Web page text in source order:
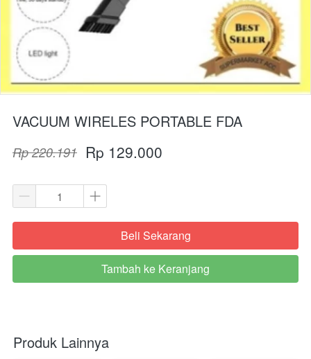
VACUUM WIRELES PORTABLE FDA
Rp 220.191 Rp 129.000
`Beli Sekarang
`
Tambah ke Keranjang
Produk Lainnya